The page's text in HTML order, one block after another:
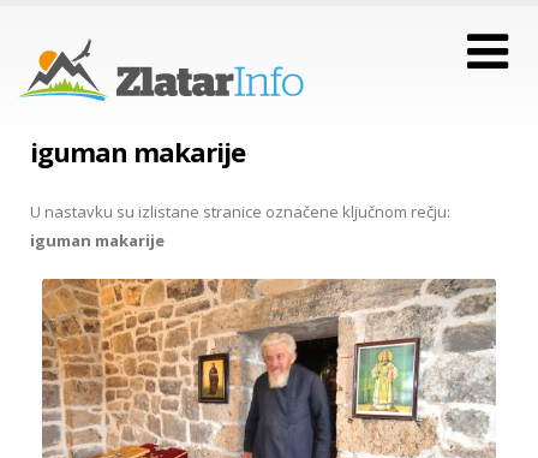
iguman makarije
U nastavku su izlistane stranice označene ključnom rečju:
iguman makarije